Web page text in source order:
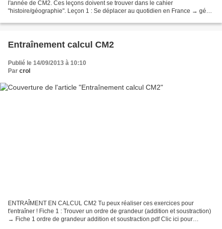
l'année de CM2. Ces leçons doivent se trouver dans le cahier
"histoire/géographie". Leçon 1 : Se déplacer au quotidien en France → géo
Entraînement calcul CM2
Publié le 14/09/2013 à 10:10
Par crol
ENTRAÎMENT EN CALCUL CM2 Tu peux réaliser ces exercices pour
t'entraîner ! Fiche 1 : Trouver un ordre de grandeur (addition et soustraction)
→ Fiche 1 ordre de grandeur addition et soustraction.pdf Clic ici pour